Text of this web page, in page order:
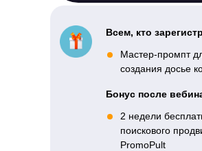
2 недели
поискового
PromoPult
Бонус после
Мастер-промпт
создания досье
Всем, кто